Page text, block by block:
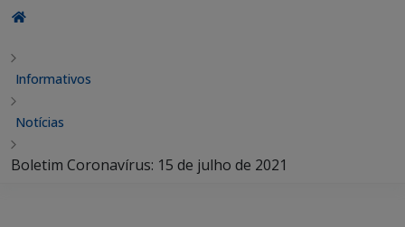
Informativos
Notícias
Boletim Coronavírus: 15 de julho de 2021